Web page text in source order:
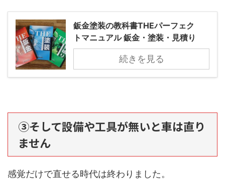
鈑金塗装の教科書THEパーフェク
トマニュアル 鈑金・塗装・見積り
続きを見る
③そして設備や工具が無いと車は直り
ません
感覚だけで直せる時代は終わりました。